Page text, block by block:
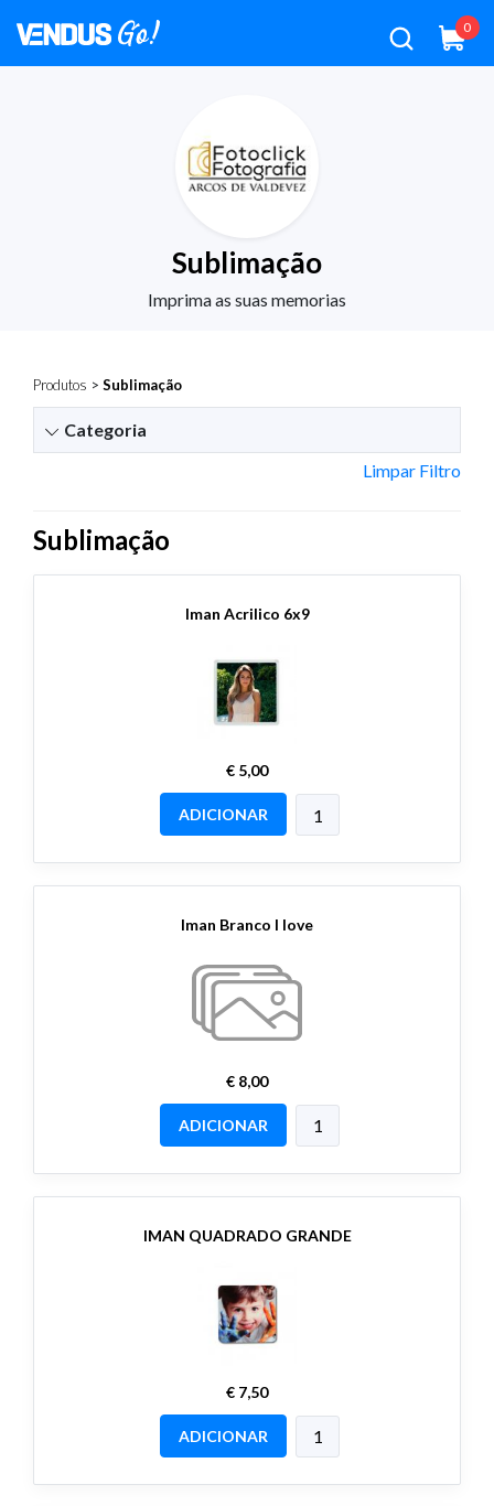
0
Sublimação
Imprima as suas memorias
Produtos > Sublimação
Categoria
Limpar Filtro
Sublimação
Iman Acrilico 6x9
€ 5,00
ADICIONAR
Iman Branco I love
€ 8,00
ADICIONAR
IMAN QUADRADO GRANDE
€ 7,50
ADICIONAR